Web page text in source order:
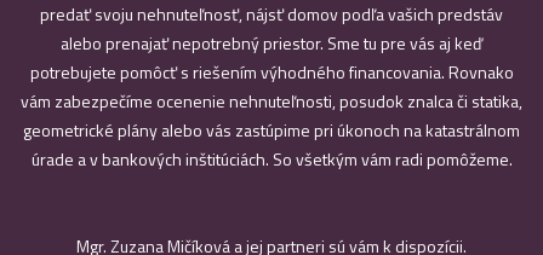
predať svoju nehnuteľnosť, nájsť domov podľa vašich predstáv
alebo prenajať nepotrebný priestor. Sme tu pre vás aj keď
potrebujete pomôcť s riešením výhodného financovania. Rovnako
vám zabezpečíme ocenenie nehnuteľnosti, posudok znalca či statika,
geometrické plány alebo vás zastúpime pri úkonoch na katastrálnom
úrade a v bankových inštitúciách. So všetkým vám radi pomôžeme.
Mgr. Zuzana Mičíková a jej partneri sú vám k dispozícii.